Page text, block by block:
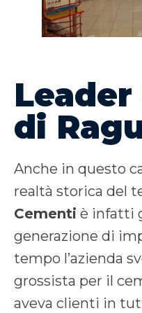
di
Anche in questo
realtà storica del
Cementi è infatti
generazione di
tempo l’azienda
grossista per il
aveva clienti in